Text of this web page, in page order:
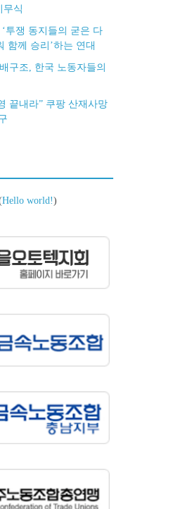
무식
투쟁 동지들의 굳은 다
함께 승리’하는 연대
구조, 한국 노동자들의
끝내라” 쿠팡 산재사망
Hello world!)